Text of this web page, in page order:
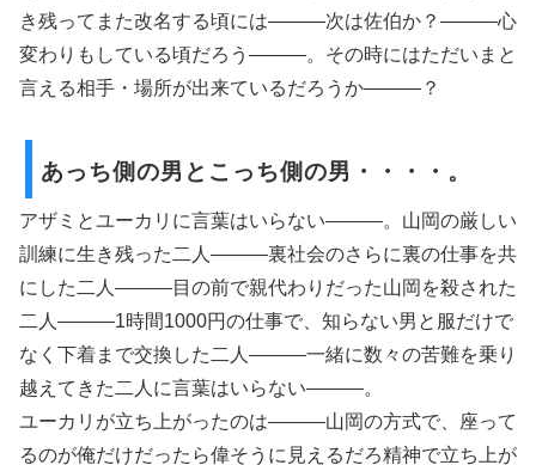
き残ってまた改名する頃には―――次は佐伯か？―――心
変わりもしている頃だろう―――。その時にはただいまと
言える相手・場所が出来ているだろうか―――？
あっち側の男とこっち側の男・・・・。
アザミとユーカリに言葉はいらない―――。山岡の厳しい
訓練に生き残った二人―――裏社会のさらに裏の仕事を共
にした二人―――目の前で親代わりだった山岡を殺された
二人―――1時間1000円の仕事で、知らない男と服だけで
なく下着まで交換した二人―――一緒に数々の苦難を乗り
越えてきた二人に言葉はいらない―――。
ユーカリが立ち上がったのは―――山岡の方式で、座って
るのが俺だけだったら偉そうに見えるだろ精神で立ち上が